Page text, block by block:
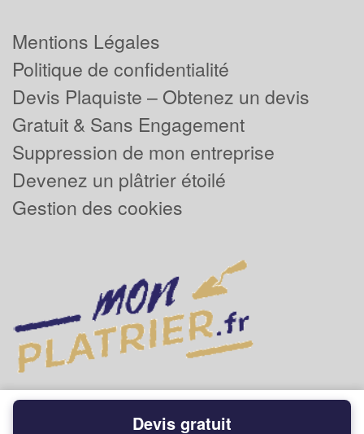
Mentions Légales
Politique de confidentialité
Devis Plaquiste – Obtenez un devis
Gratuit & Sans Engagement
Suppression de mon entreprise
Devenez un plâtrier étoilé
Gestion des cookies
Devis gratuit